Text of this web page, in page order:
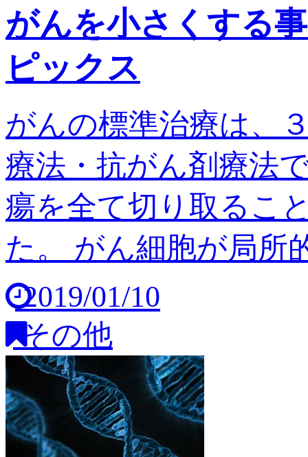
がんを小さくする
ピックス
がんの標準治療は、
療法・抗がん剤療法
瘍を全て切り取るこ
た。 がん細胞が局所
2019/01/10
その他